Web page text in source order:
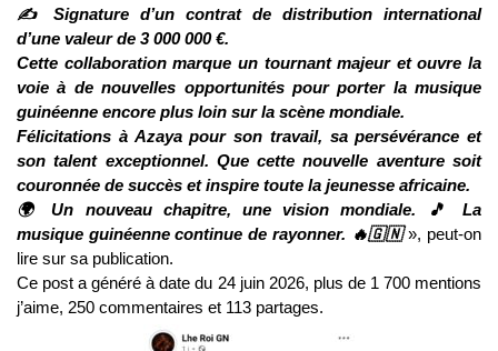
✍️ Signature d’un contrat de distribution international
d’une valeur de 3 000 000 €.
Cette collaboration marque un tournant majeur et ouvre la
voie à de nouvelles opportunités pour porter la musique
guinéenne encore plus loin sur la scène mondiale.
Félicitations à Azaya pour son travail, sa persévérance et
son talent exceptionnel. Que cette nouvelle aventure soit
couronnée de succès et inspire toute la jeunesse africaine.
🌍 Un nouveau chapitre, une vision mondiale. 🎵 La
musique guinéenne continue de rayonner. 🔥🇬🇳», peut-on
lire sur sa publication.
Ce post a généré à date du 24 juin 2026, plus de 1 700 mentions
j’aime, 250 commentaires et 113 partages.